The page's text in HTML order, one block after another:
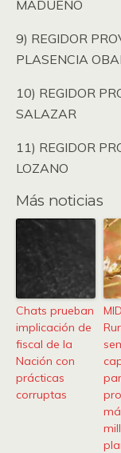
MADUEÑO
9) REGIDOR
PLASENCIA
10) REGIDOR
SALAZAR
11) REGIDOR
LOZANO
Más noticias
Chats prueban
implicación de
fiscal de la
Nación con
prácticas
corruptas